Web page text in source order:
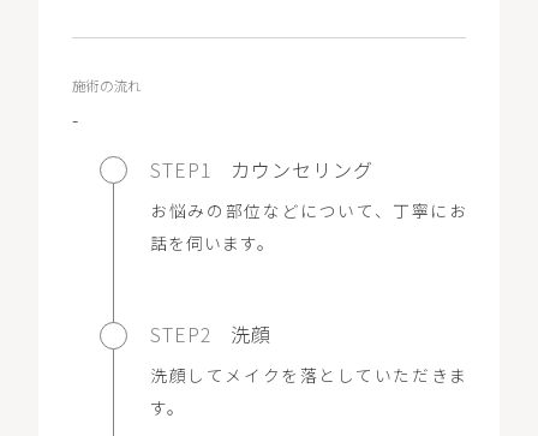
施術の流れ
-
STEP1
カウンセリング
お悩みの部位などについて、丁寧にお
話を伺います。
STEP2 洗顔
洗顔してメイクを落としていただきま
す。